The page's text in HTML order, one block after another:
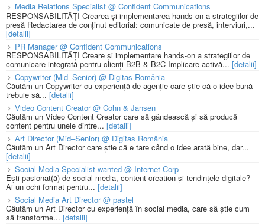
Media Relations Specialist @ Confident Communications
RESPONSABILITĂȚI Crearea și implementarea hands-on a strategiilor de
presă Redactarea de conținut editorial: comunicate de presă, interviuri,...
[detalii]
PR Manager @ Confident Communications
RESPONSABILITĂȚI Creare și implementare hands-on a strategiilor de
comunicare integrată pentru clienți B2B & B2C Implicare activă... [detalii]
Copywriter (Mid–Senior) @ Digitas România
Căutăm un Copywriter cu experiență de agenție care știe că o idee bună
trebuie să... [detalii]
Video Content Creator @ Cohn & Jansen
Căutăm un Video Content Creator care să gândească și să producă
content pentru unele dintre... [detalii]
Art Director (Mid–Senior) @ Digitas România
Căutăm un Art Director care știe că e tare când o idee arată bine, dar...
[detalii]
Social Media Specialist wanted @ Internet Corp
Ești pasionat(ă) de social media, content creation și tendințele digitale?
Ai un ochi format pentru... [detalii]
Social Media Art Director @ pastel
Căutăm un Art Director cu experiență în social media, care să știe cum
să transforme... [detalii]